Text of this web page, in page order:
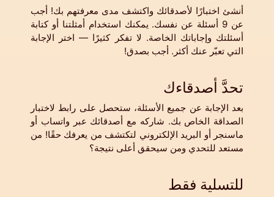
أنشئ اختبارًا لأصدقائك واكتشف مدى معرفتهم بك! أجب
عن 9 أسئلة عن نفسك. يمكنك استخدام أمثلتنا أو كتابة
أسئلتك وإجاباتك الخاصة. لا تفكر كثيرًا — اختر الإجابة
التي تعبّر عنك أكثر. أجب بصدق!
تحدَّ أصدقاءك
بعد الإجابة عن جميع الأسئلة، ستحصل على رابط لاختبار
الصداقة الخاص بك. شاركه مع أصدقائك عبر واتساب أو
ماسنجر أو البريد الإلكتروني لتكتشف من يعرفك حقًا! من
مستعد للتحدي ومن سيحقق أعلى نتيجة؟
للتسلية فقط